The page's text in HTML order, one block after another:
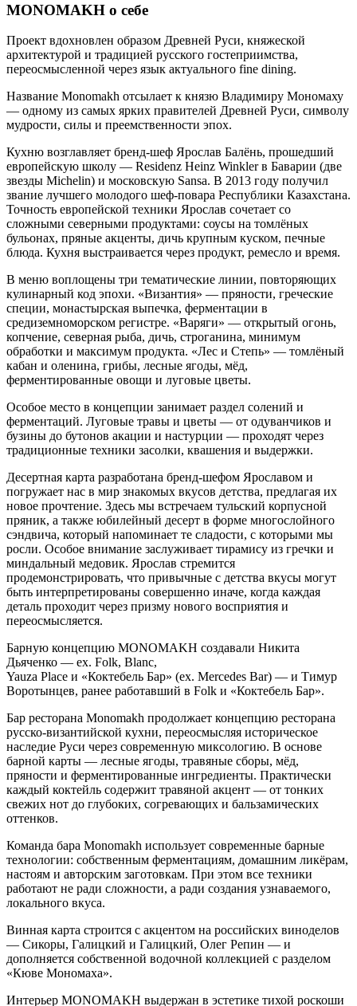
MONOMAKH о себе
Проект вдохновлен образом Древней Руси, княжеской
архитектурой и традицией русского гостеприимства,
переосмысленной через язык актуального fine dining.
Название Monomakh отсылает к князю Владимиру Мономаху
— одному из самых ярких правителей Древней Руси, символу
мудрости, силы и преемственности эпох.
Кухню возглавляет бренд-шеф Ярослав Балёнь, прошедший
европейскую школу — Residenz Heinz Winkler в Баварии (две
звезды Michelin) и московскую Sansa. В 2013 году получил
звание лучшего молодого шеф-повара Республики Казахстана.
Точность европейской техники Ярослав сочетает со
сложными северными продуктами: соусы на томлёных
бульонах, пряные акценты, дичь крупным куском, печные
блюда. Кухня выстраивается через продукт, ремесло и время.
В меню воплощены три тематические линии, повторяющих
кулинарный код эпохи. «Византия» — пряности, греческие
специи, монастырская выпечка, ферментации в
средиземноморском регистре. «Варяги» — открытый огонь,
копчение, северная рыба, дичь, строганина, минимум
обработки и максимум продукта. «Лес и Степь» — томлёный
кабан и оленина, грибы, лесные ягоды, мёд,
ферментированные овощи и луговые цветы.
Особое место в концепции занимает раздел солений и
ферментаций. Луговые травы и цветы — от одуванчиков и
бузины до бутонов акации и настурции — проходят через
традиционные техники засолки, квашения и выдержки.
Десертная карта разработана бренд-шефом Ярославом и
погружает нас в мир знакомых вкусов детства, предлагая их
новое прочтение. Здесь мы встречаем тульский корпусной
пряник, а также юбилейный десерт в форме многослойного
сэндвича, который напоминает те сладости, с которыми мы
росли. Особое внимание заслуживает тирамису из гречки и
миндальный медовик. Ярослав стремится
продемонстрировать, что привычные с детства вкусы могут
быть интерпретированы совершенно иначе, когда каждая
деталь проходит через призму нового восприятия и
переосмысляется.
Барную концепцию MONOMAKH создавали Никита
Дьяченко — ex. Folk, Blanc,
Yauza Place и «Коктебель Бар» (ex. Mercedes Bar) — и Тимур
Воротынцев, ранее работавший в Folk и «Коктебель Бар».
Бар ресторана Monomakh продолжает концепцию ресторана
русско-византийской кухни, переосмысляя историческое
наследие Руси через современную миксологию. В основе
барной карты — лесные ягоды, травяные сборы, мёд,
пряности и ферментированные ингредиенты. Практически
каждый коктейль содержит травяной акцент — от тонких
свежих нот до глубоких, согревающих и бальзамических
оттенков.
Команда бара Monomakh использует современные барные
технологии: собственным ферментациям, домашним ликёрам,
настоям и авторским заготовкам. При этом все техники
работают не ради сложности, а ради создания узнаваемого,
локального вкуса.
Винная карта строится с акцентом на российских виноделов
— Сикоры, Галицкий и Галицкий, Олег Репин — и
дополняется собственной водочной коллекцией с разделом
«Кюве Мономаха».
Интерьер MONOMAKH выдержан в эстетике тихой роскоши